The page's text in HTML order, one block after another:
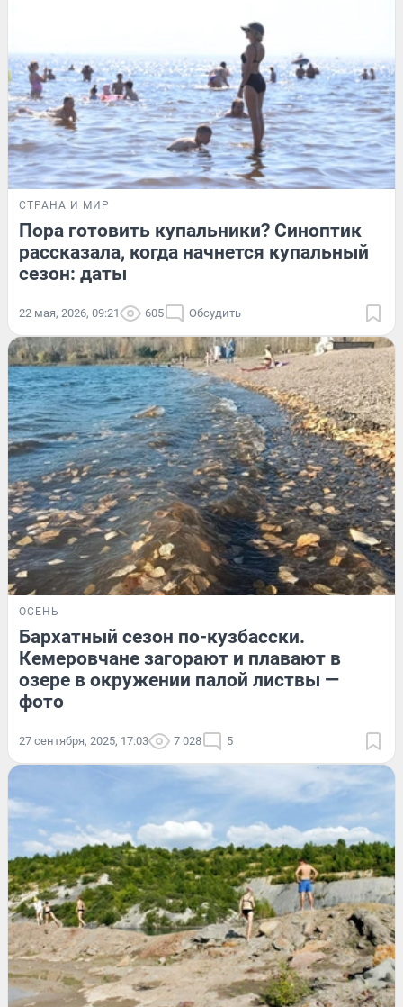
СТРАНА И МИР
Пора готовить купальники? Синоптик
рассказала, когда начнется купальный
сезон: даты
22 мая, 2026, 09:21 605 Обсудить
ОСЕНЬ
Бархатный сезон по-кузбасски.
Кемеровчане загорают и плавают в
озере в окружении палой листвы —
фото
27 сентября, 2025, 17:03 7 028 5